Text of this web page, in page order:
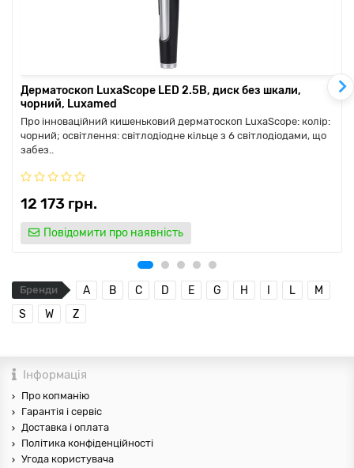
Дерматоскоп LuxaScope LED 2.5В, диск без шкали,
чорний, Luxamed
Про інноваційний кишеньковий дерматоскоп LuxaScope: колір:
чорний; освітлення: світлодіодне кільце з 6 світлодіодами, що
забез..
12 173 грн.
Повідомити про наявність
Бренди A B C D E G H I L
M
S
W Z
Інформація
Про копманію
Гарантія і сервіс
Доставка і оплата
Політика конфіденційності
Угода користувача